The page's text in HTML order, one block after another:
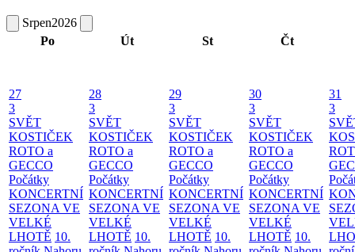
Srpen2026
Po
Út St Čt
27
3
SVĚT
KOSTIČEK
ROTO a
GECCO
Počátky
KONCERTNÍ
SEZONA VE
VELKÉ
LHOTĚ 10.
28
3
SVĚT
KOSTIČEK
ROTO a
GECCO
Počátky
KONCERTNÍ
SEZONA VE
VELKÉ
LHOTĚ 10.
29
3
SVĚT
KOSTIČEK
ROTO a
GECCO
Počátky
KONCERTNÍ
SEZONA VE
VELKÉ
LHOTĚ 10.
30
3
SVĚT
KOSTIČEK
ROTO a
GECCO
Počátky
KONCERTNÍ
SEZONA VE
VELKÉ
LHOTĚ 10.
31
3